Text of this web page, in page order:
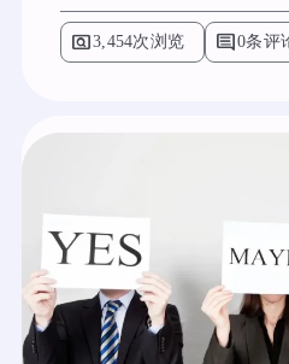
pageview3,454次浏览 comment0条评